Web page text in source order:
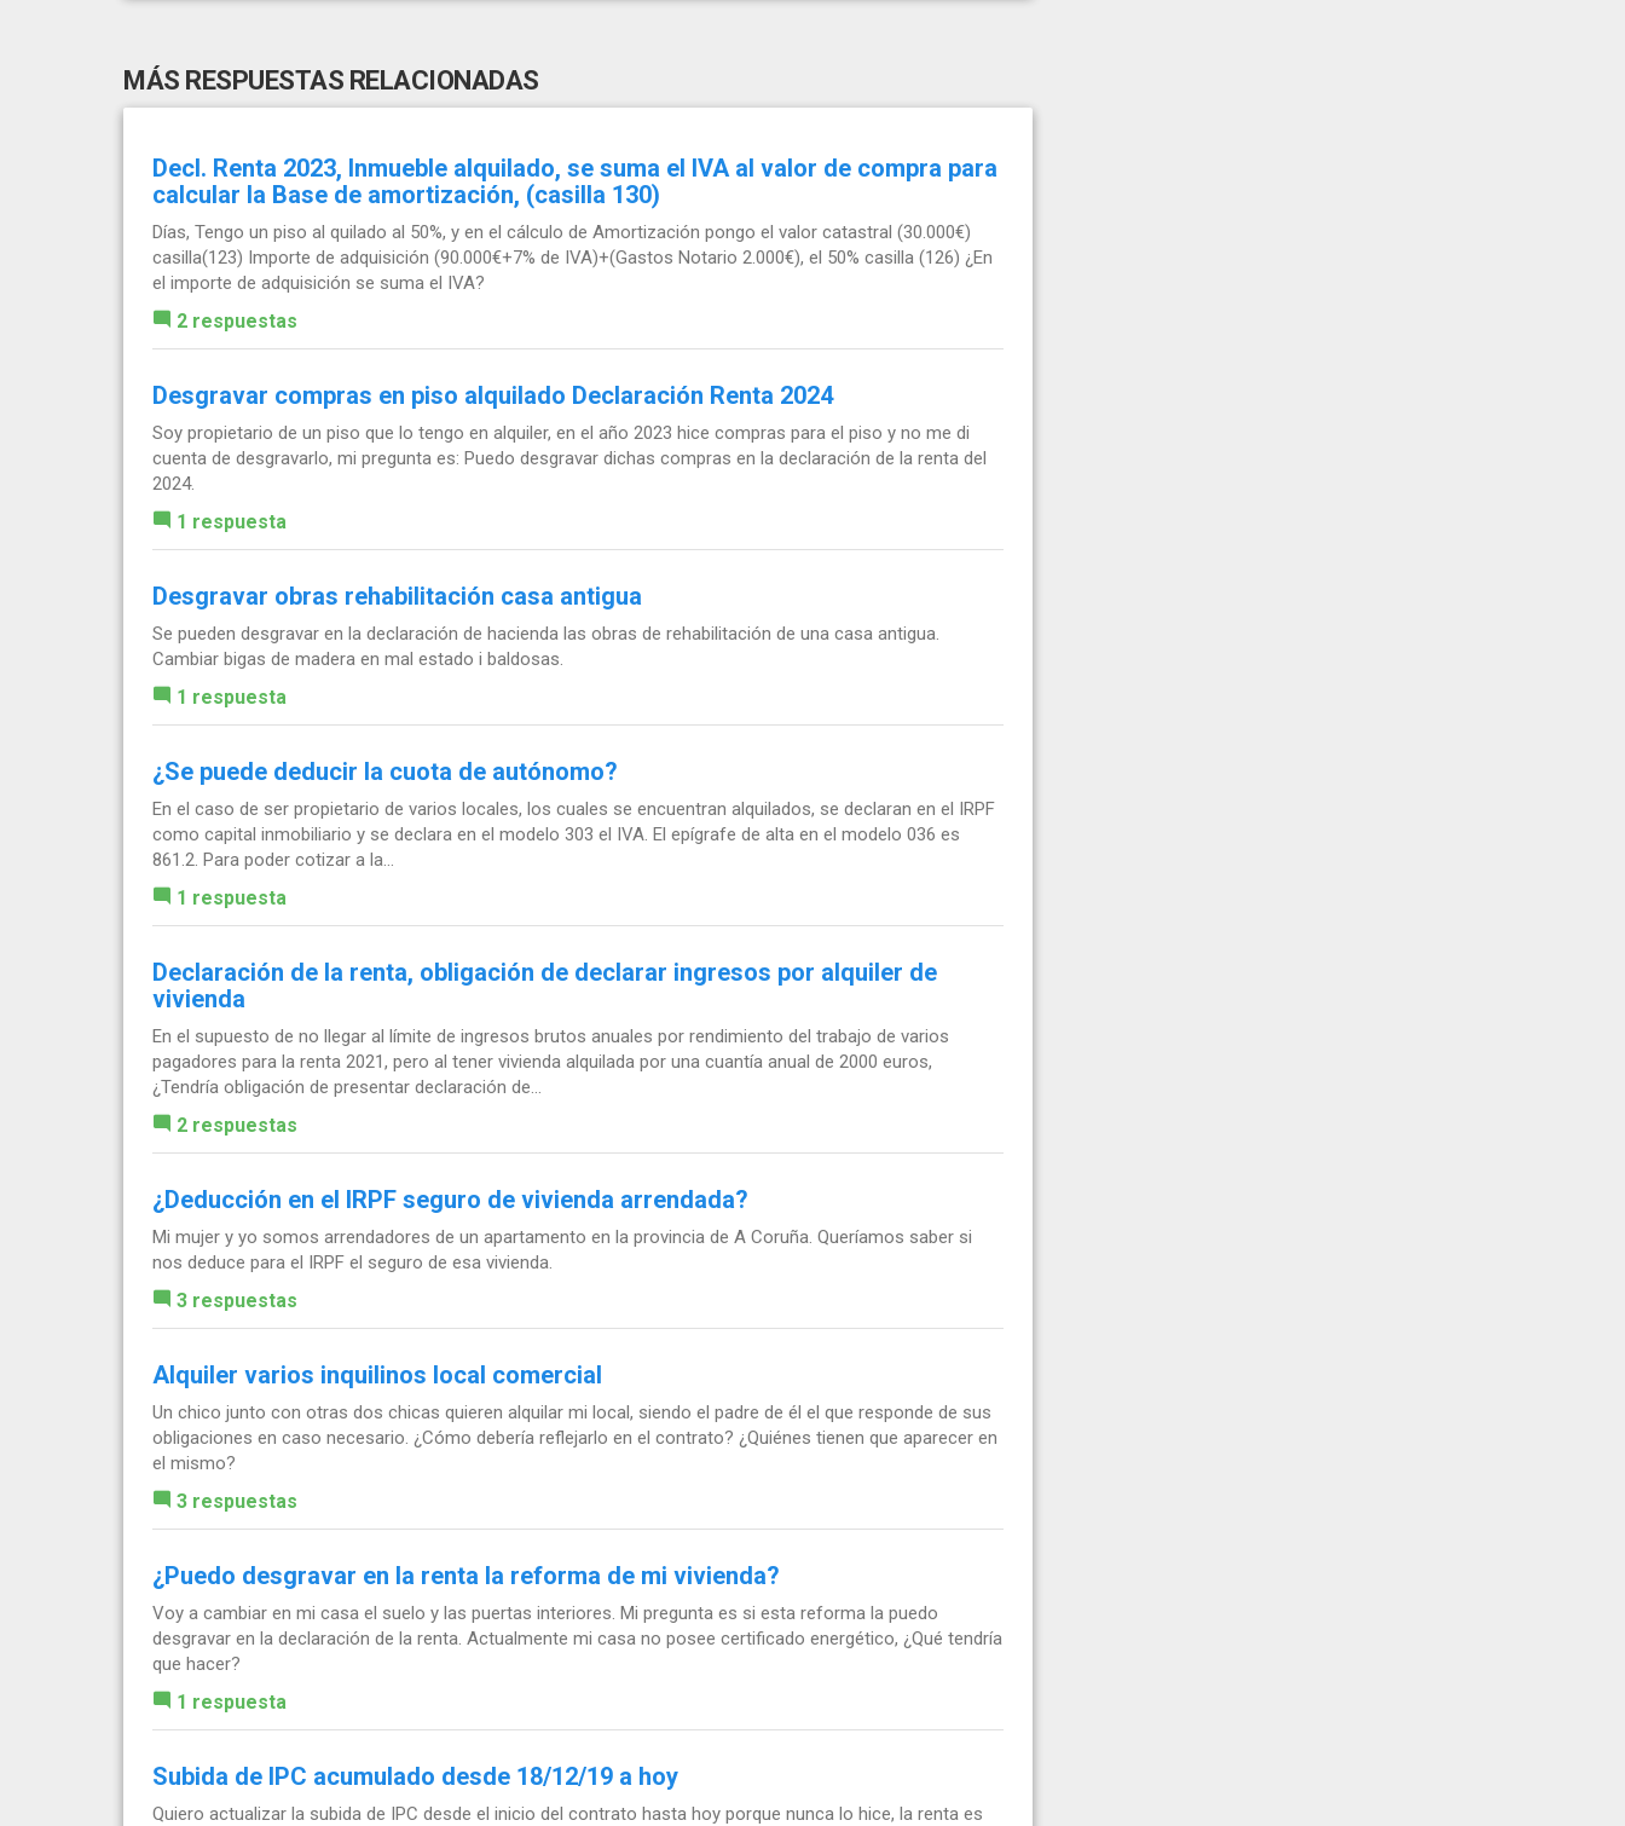
MÁS RESPUESTAS RELACIONADAS
Decl. Renta 2023, Inmueble alquilado, se suma el IVA al valor de compra para
calcular la Base de amortización, (casilla 130)
Días, Tengo un piso al quilado al 50%, y en el cálculo de Amortización pongo el valor catastral (30.000€)
casilla(123) Importe de adquisición (90.000€+7% de IVA)+(Gastos Notario 2.000€), el 50% casilla (126) ¿En
el importe de adquisición se suma el IVA?
2 respuestas
Desgravar compras en piso alquilado Declaración Renta 2024
Soy propietario de un piso que lo tengo en alquiler, en el año 2023 hice compras para el piso y no me di
cuenta de desgravarlo, mi pregunta es: Puedo desgravar dichas compras en la declaración de la renta del
2024.
1 respuesta
Desgravar obras rehabilitación casa antigua
Se pueden desgravar en la declaración de hacienda las obras de rehabilitación de una casa antigua.
Cambiar bigas de madera en mal estado i baldosas.
1 respuesta
¿Se puede deducir la cuota de autónomo?
En el caso de ser propietario de varios locales, los cuales se encuentran alquilados, se declaran en el IRPF
como capital inmobiliario y se declara en el modelo 303 el IVA. El epígrafe de alta en el modelo 036 es
861.2. Para poder cotizar a la...
1 respuesta
Declaración de la renta, obligación de declarar ingresos por alquiler de
vivienda
En el supuesto de no llegar al límite de ingresos brutos anuales por rendimiento del trabajo de varios
pagadores para la renta 2021, pero al tener vivienda alquilada por una cuantía anual de 2000 euros,
¿Tendría obligación de presentar declaración de...
2 respuestas
¿Deducción en el IRPF seguro de vivienda arrendada?
Mi mujer y yo somos arrendadores de un apartamento en la provincia de A Coruña. Queríamos saber si
nos deduce para el IRPF el seguro de esa vivienda.
3 respuestas
Alquiler varios inquilinos local comercial
Un chico junto con otras dos chicas quieren alquilar mi local, siendo el padre de él el que responde de sus
obligaciones en caso necesario. ¿Cómo debería reflejarlo en el contrato? ¿Quiénes tienen que aparecer en
el mismo?
3 respuestas
¿Puedo desgravar en la renta la reforma de mi vivienda?
Voy a cambiar en mi casa el suelo y las puertas interiores. Mi pregunta es si esta reforma la puedo
desgravar en la declaración de la renta. Actualmente mi casa no posee certificado energético, ¿Qué tendría
que hacer?
1 respuesta
Subida de IPC acumulado desde 18/12/19 a hoy
Quiero actualizar la subida de IPC desde el inicio del contrato hasta hoy porque nunca lo hice, la renta es